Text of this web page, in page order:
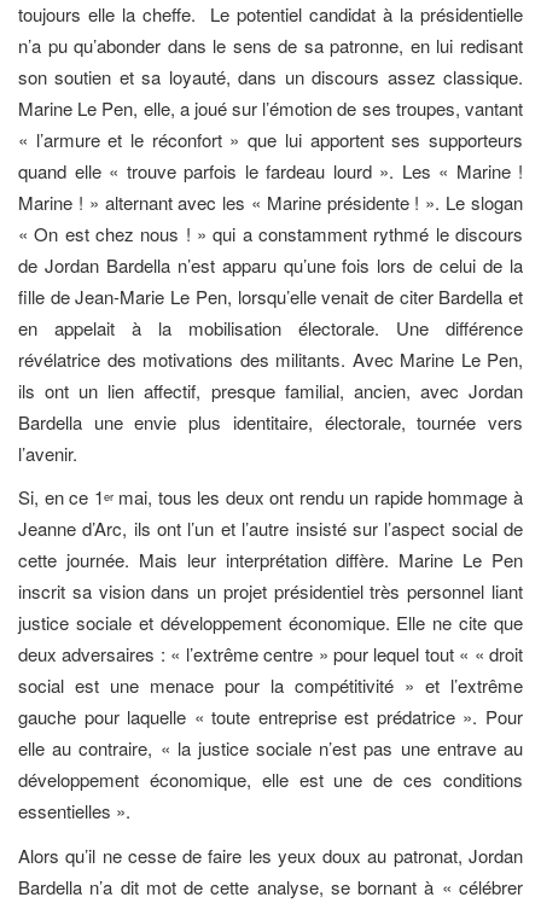
toujours elle la cheffe. Le potentiel candidat à la présidentielle
n’a pu qu’abonder dans le sens de sa patronne, en lui redisant
son soutien et sa loyauté, dans un discours assez classique.
Marine Le Pen, elle, a joué sur l’émotion de ses troupes, vantant
« l’armure et le réconfort » que lui apportent ses supporteurs
quand elle « trouve parfois le fardeau lourd ». Les « Marine !
Marine ! » alternant avec les « Marine présidente ! ». Le slogan
« On est chez nous ! » qui a constamment rythmé le discours
de Jordan Bardella n’est apparu qu’une fois lors de celui de la
fille de Jean-Marie Le Pen, lorsqu’elle venait de citer Bardella et
en appelait à la mobilisation électorale. Une différence
révélatrice des motivations des militants. Avec Marine Le Pen,
ils ont un lien affectif, presque familial, ancien, avec Jordan
Bardella une envie plus identitaire, électorale, tournée vers
l’avenir.
Si, en ce 1ermai, tous les deux ont rendu un rapide hommage à
Jeanne d’Arc, ils ont l’un et l’autre insisté sur l’aspect social de
cette journée. Mais leur interprétation diffère. Marine Le Pen
inscrit sa vision dans un projet présidentiel très personnel liant
justice sociale et développement économique. Elle ne cite que
deux adversaires : « l’extrême centre » pour lequel tout « « droit
social est une menace pour la compétitivité » et l’extrême
gauche pour laquelle « toute entreprise est prédatrice ». Pour
elle au contraire, « la justice sociale n’est pas une entrave au
développement économique, elle est une de ces conditions
essentielles ».
Alors qu’il ne cesse de faire les yeux doux au patronat, Jordan
Bardella n’a dit mot de cette analyse, se bornant à « célébrer